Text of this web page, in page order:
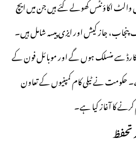
اکاؤنٹس کھولے گئے ہیں جن میں ایچ
جاز کیش اور ایزی پیسہ شامل ہیں۔
کارڈ سے منسلک ہوں گے اور موبائل فون کے
حکومت نے ٹیلی کام کمپنیوں کے تعاون
کا آغاز کیا ہے۔
تحفظ